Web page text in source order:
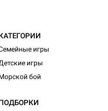
игры
игры
бой